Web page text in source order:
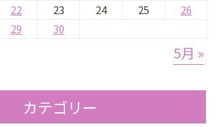
22 23 24 25
26
29 30
5月 »
カテゴリー